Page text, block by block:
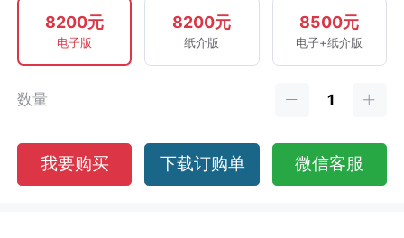
8200元
电子版
8200元
纸介版
8500元
电子+纸介版
数量
我要购买 下载订购单 微信客服